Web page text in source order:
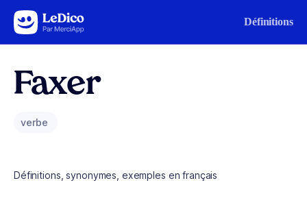
Aller au contenu Définitions
Faxer
verbe
Définitions, synonymes, exemples en français